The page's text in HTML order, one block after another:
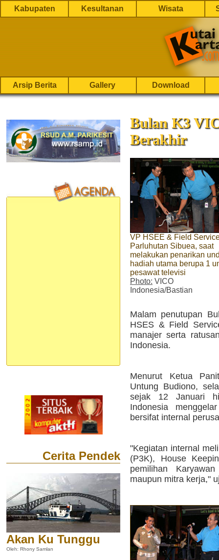
Kabupaten Kesultanan Wisata
Arsip Berita Gallery Download
Cerita Pendek
Akan Ku Tunggu
Oleh: Rhony Samlan
Bulan K3
Berakhir
VP HSEE & Field
Parluhutan Sibuea, saat
melakukan penarikan
hadiah utama berupa 1
pesawat televisi
Photo: VICO
Indonesia/Bastian
Malam penutupan
HSES & Field
manajer serta
Indonesia.
Menurut Ketua
Untung Budiono,
sejak 12 Januari
Indonesia
bersifat internal
"Kegiatan internal
(P3K), House
pemilihan
maupun mitra kerja,"